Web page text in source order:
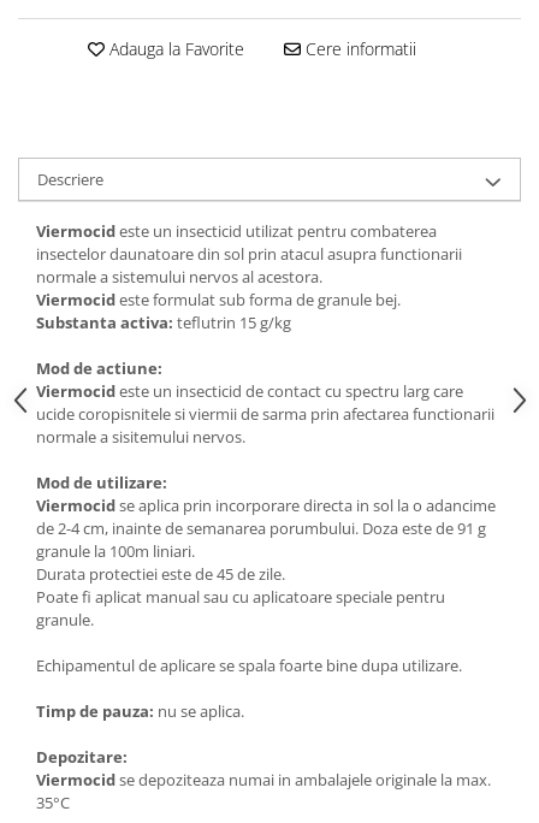
Adauga la Favorite Cere informatii
Descriere
Viermocideste un insecticid utilizat pentru combaterea
insectelor daunatoare din sol prin atacul asupra functionarii
normale a sistemului nervos al acestora.
Viermocideste formulat sub forma de granule bej.
Substanta activa: teflutrin 15 g/kg
Mod de actiune:
Viermocideste un insecticid de contact cu spectru larg care
ucide coropisnitele si viermii de sarma prin afectarea functionarii
normale a sisitemului nervos.
Mod de utilizare:
Viermocidse aplica prin incorporare directa in sol la o adancime
de 2-4 cm, inainte de semanarea porumbului. Doza este de 91 g
granule la 100m liniari.
Durata protectiei este de 45 de zile.
Poate fi aplicat manual sau cu aplicatoare speciale pentru
granule.
Echipamentul de aplicare se spala foarte bine dupa utilizare.
Timp de pauza: nu se aplica.
Depozitare:
Viermocidse depoziteaza numai in ambalajele originale la max.
35°C